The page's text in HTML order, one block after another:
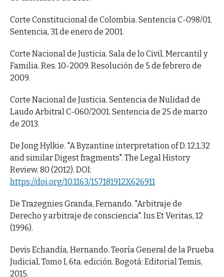
Corte Constitucional de Colombia. Sentencia C-098/01.
Sentencia, 31 de enero de 2001.
Corte Nacional de Justicia. Sala de lo Civil, Mercantil y
Familia. Res. 10-2009. Resolución de 5 de febrero de
2009.
Corte Nacional de Justicia. Sentencia de Nulidad de
Laudo Arbitral C-060/2001. Sentencia de 25 de marzo
de 2013.
De Jong Hylkie. "A Byzantine interpretation of D. 12,1,32
and similar Digest fragments". The Legal History
Review. 80 (2012). DOI:
https://doi.org/10.1163/157181912X626911
De Trazegnies Granda, Fernando. "Arbitraje de
Derecho y arbitraje de consciencia". Ius Et Veritas, 12
(1996).
Devis Echandía, Hernando. Teoría General de la Prueba
Judicial, Tomo I, 6ta. edición. Bogotá: Editorial Temis,
2015.